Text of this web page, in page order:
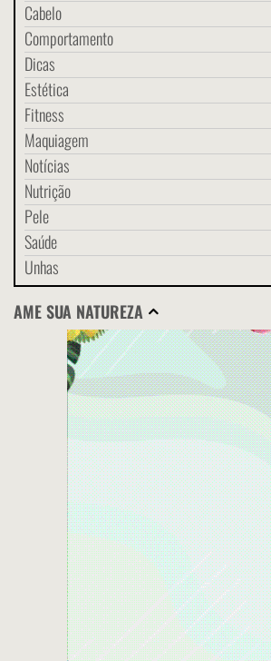
Cabelo
Comportamento
Dicas
Estética
Fitness
Maquiagem
Notícias
Nutrição
Pele
Saúde
Unhas
AME SUA NATUREZA